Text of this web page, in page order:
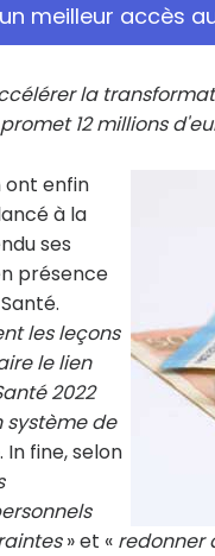
meilleur accès
la
12 millions
ont enfin
à la
ses
présence
les leçons
le lien
2022
système de
In fine, selon
» et « redonner